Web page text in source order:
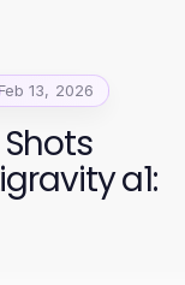
13, 2026
a1: